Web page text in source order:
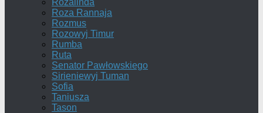
Rozalinda
Roza Rannaja
Rozmus
Rozowyj Timur
Rumba
Ruta
Senator Pawłowskiego
Sirieniewyj Tuman
Sofia
Taniusza
Tason